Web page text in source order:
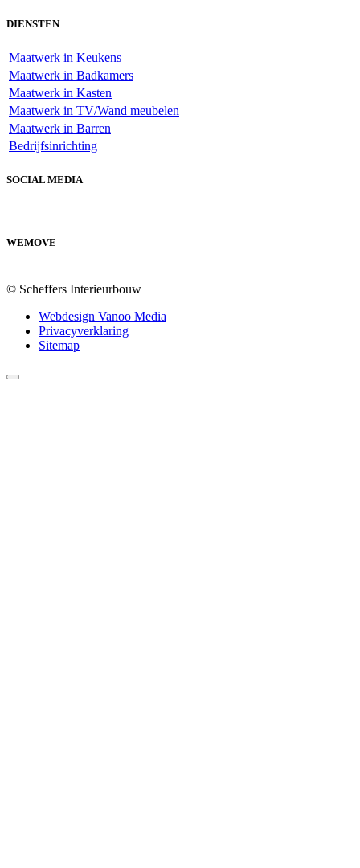
DIENSTEN
Maatwerk in Keukens
Maatwerk in Badkamers
Maatwerk in Kasten
Maatwerk in TV/Wand meubelen
Maatwerk in Barren
Bedrijfsinrichting
SOCIAL MEDIA
WEMOVE
© Scheffers Interieurbouw
Webdesign Vanoo Media
Privacyverklaring
Sitemap